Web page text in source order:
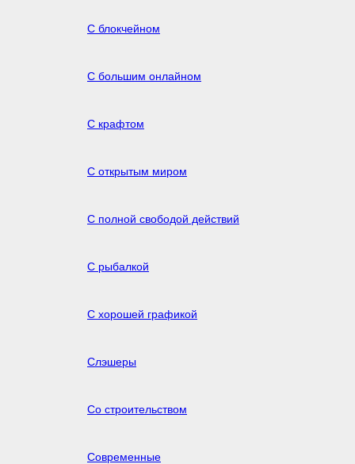
С блокчейном
С большим онлайном
С крафтом
С открытым миром
С полной свободой действий
С рыбалкой
С хорошей графикой
Слэшеры
Со строительством
Современные